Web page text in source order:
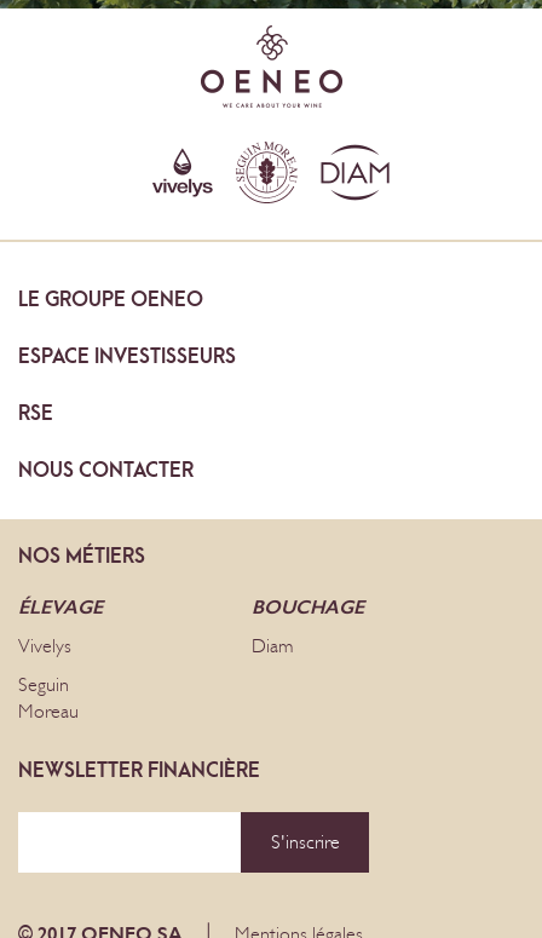
LE GROUPE OENEO
ESPACE INVESTISSEURS
RSE
NOUSCONTACTER
NOS MÉTIERS
ÉLEVAGE
Vivelys
Seguin
Moreau
BOUCHAGE
Diam
NEWSLETTER FINANCIÈRE
S'inscrire